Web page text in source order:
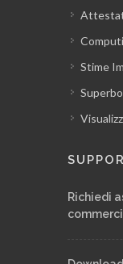
Stime
Richiedi